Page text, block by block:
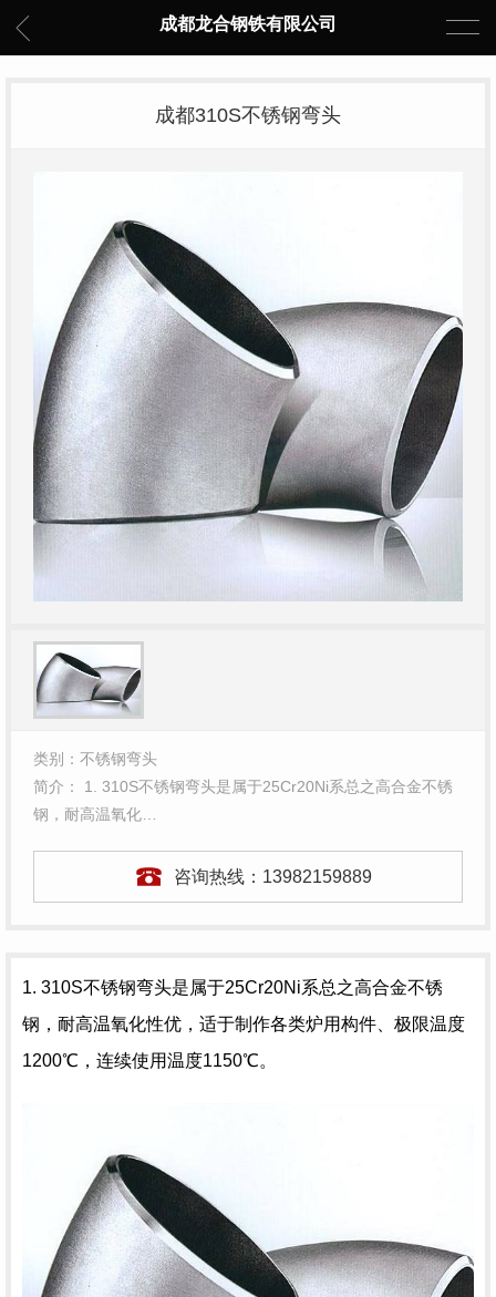
成都龙合钢铁有限公司
成都310S不锈钢弯头
类别：不锈钢弯头
简介： 1. 310S不锈钢弯头是属于25Cr20Ni系总之高合金不锈
钢，耐高温氧化…
咨询热线： 13982159889
1. 310S不锈钢弯头是属于25Cr20Ni系总之高合金不锈
钢，耐高温氧化性优，适于制作各类炉用构件、极限温度
1200℃，连续使用温度1150℃。